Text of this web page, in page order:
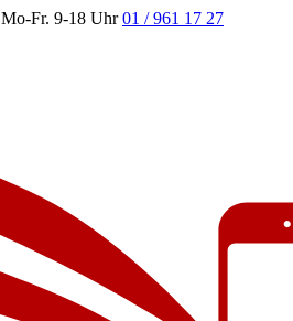
Mo-Fr. 9-18 Uhr 01 / 961 17 27